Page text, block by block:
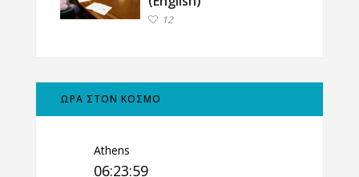
12
ΩΡΑ ΣΤΟΝ ΚΟΣΜΟ
Athens
06:24:00